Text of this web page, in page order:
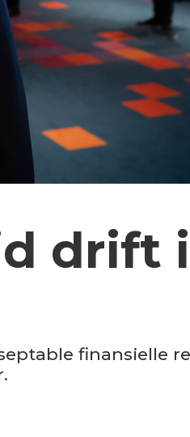
drift i
finansielle